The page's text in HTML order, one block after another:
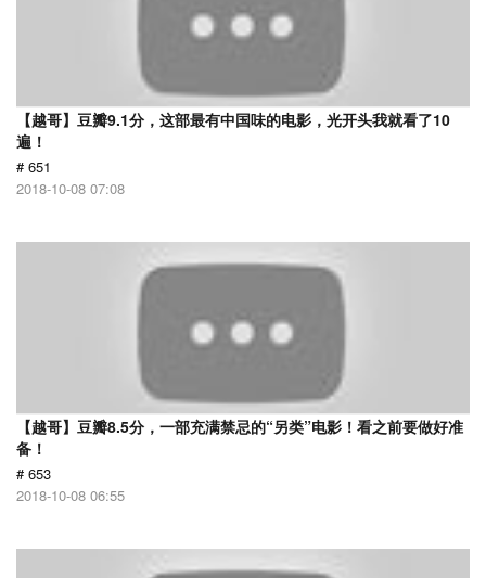
【越哥】豆瓣9.1分，这部最有中国味的电影，光开头我就看了10
遍！
# 651
2018-10-08 07:08
【越哥】豆瓣8.5分，一部充满禁忌的“另类”电影！看之前要做好准
备！
# 653
2018-10-08 06:55